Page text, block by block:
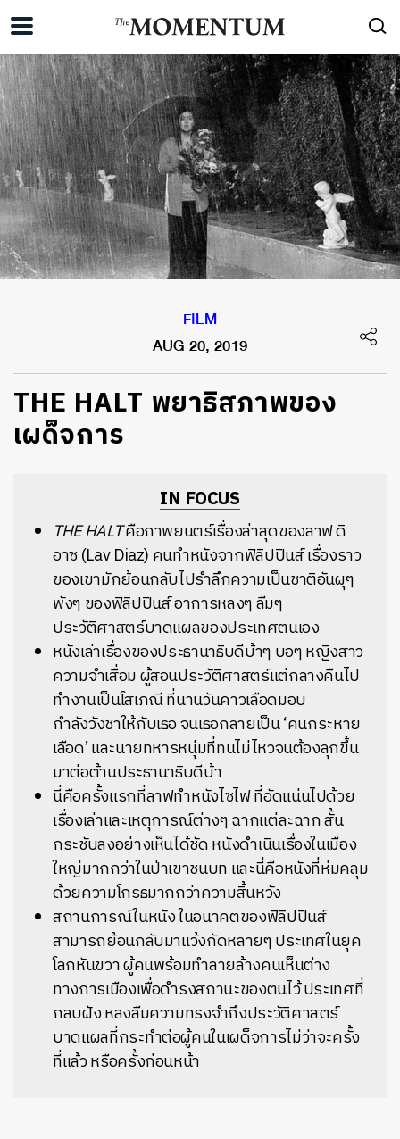
FILM
AUG 20, 2019
THE HALT พยาธิสภาพของ
เผด็จการ
IN FOCUS
THE HALTคือภาพยนตร์เรื่องล่าสุดของลาฟ ดิ
อาซ (Lav Diaz) คนทำหนังจากฟิลิปปินส์ เรื่องราว
ของเขามักย้อนกลับไปรำลึกความเป็นชาติอันผุๆ
พังๆ ของฟิลิปปินส์ อาการหลงๆ ลืมๆ
ประวัติศาสตร์บาดแผลของประเทศตนเอง
หนังเล่าเรื่องของประธานาธิบดีบ้าๆ บอๆ หญิงสาว
ความจำเสื่อม ผู้สอนประวัติศาสตร์แต่กลางคืนไป
ทำงานเป็นโสเภณี ที่นานวันคาวเลือดมอบ
กำลังวังชาให้กับเธอ จนเธอกลายเป็น ‘คนกระหาย
เลือด’ และนายทหารหนุ่มที่ทนไม่ไหวจนต้องลุกขึ้น
มาต่อต้านประธานาธิบดีบ้า
นี่คือครั้งแรกที่ลาฟทำหนังไซไฟ ที่อัดแน่นไปด้วย
เรื่องเล่าและเหตุการณ์ต่างๆ ฉากแต่ละฉาก สั้น
กระชับลงอย่างเห็นได้ชัด หนังดำเนินเรื่องในเมือง
ใหญ่มากกว่าในป่าเขาชนบท และนี่คือหนังที่ห่มคลุม
ด้วยความโกรธมากกว่าความสิ้นหวัง
สถานการณ์ในหนัง ในอนาคตของฟิลิปปินส์
สามารถย้อนกลับมาแว้งกัดหลายๆ ประเทศในยุค
โลกหันขวา ผู้คนพร้อมทำลายล้างคนเห็นต่าง
ทางการเมืองเพื่อดำรงสถานะของตนไว้ ประเทศที่
กลบฝัง หลงลืมความทรงจำถึงประวัติศาสตร์
บาดแผลที่กระทำต่อผู้คนในเผด็จการไม่ว่าจะครั้ง
ที่แล้ว หรือครั้งก่อนหน้า